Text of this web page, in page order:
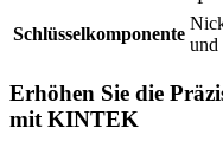
Schlüsselkomponente
und
Erhöhen Sie die
mit KINTEK